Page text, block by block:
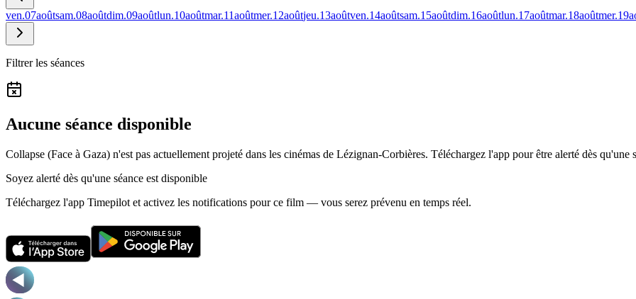
ven.07aoûtsam.08aoûtdim.09aoûtlun.10aoûtmar.11aoûtmer.12aoûtjeu.13aoûtven.14aoûtsam.15aoûtdim.16aoûtlun.17aoûtmar.18aoûtmer.19
Filtrer les séances
Aucune séance disponible
Collapse (Face à Gaza) n'est pas actuellement projeté dans les cinémas de Lézignan-Corbières. Téléchargez l'app pour être alerté dès qu'une
Soyez alerté dès qu'une séance est disponible
Téléchargez l'app Timepilot et activez les notifications pour ce film — vous serez prévenu en temps réel.